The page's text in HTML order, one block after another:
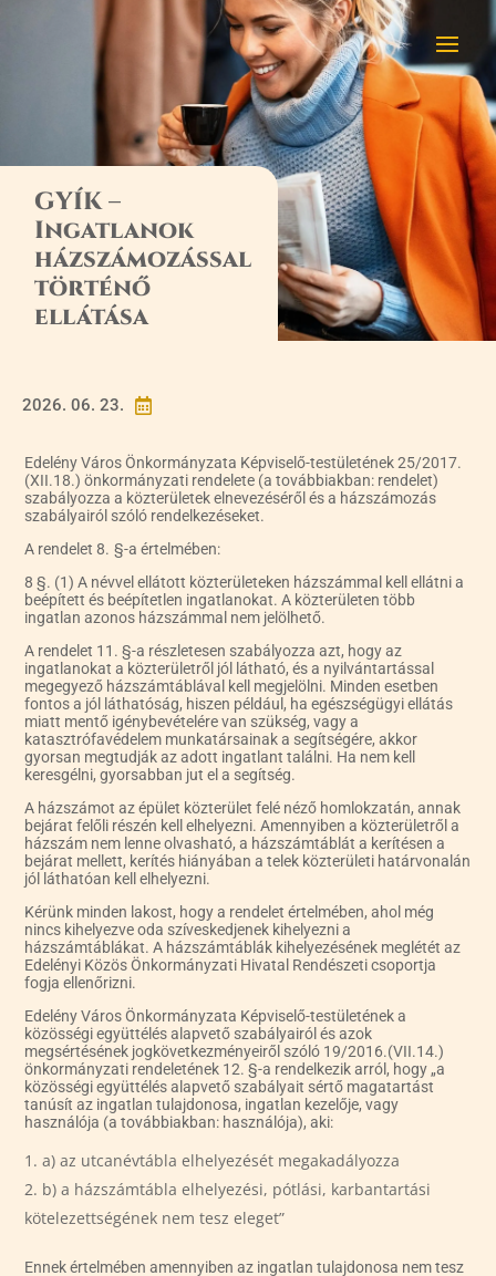
GYÍK –
Ingatlanok
házszámozással
történő
ellátása

2026. 06. 23.
Edelény Város Önkormányzata Képviselő-testületének 25/2017.
(XII.18.) önkormányzati rendelete (a továbbiakban: rendelet)
szabályozza a közterületek elnevezéséről és a házszámozás
szabályairól szóló rendelkezéseket.
A rendelet 8. §-a értelmében:
8 §. (1) A névvel ellátott közterületeken házszámmal kell ellátni a
beépített és beépítetlen ingatlanokat. A közterületen több
ingatlan azonos házszámmal nem jelölhető.
A rendelet 11. §-a részletesen szabályozza azt, hogy az
ingatlanokat a közterületről jól látható, és a nyilvántartással
megegyező házszámtáblával kell megjelölni. Minden esetben
fontos a jól láthatóság, hiszen például, ha egészségügyi ellátás
miatt mentő igénybevételére van szükség, vagy a
katasztrófavédelem munkatársainak a segítségére, akkor
gyorsan megtudják az adott ingatlant találni. Ha nem kell
keresgélni, gyorsabban jut el a segítség.
A házszámot az épület közterület felé néző homlokzatán, annak
bejárat felőli részén kell elhelyezni. Amennyiben a közterületről a
házszám nem lenne olvasható, a házszámtáblát a kerítésen a
bejárat mellett, kerítés hiányában a telek közterületi határvonalán
jól láthatóan kell elhelyezni.
Kérünk minden lakost, hogy a rendelet értelmében, ahol még
nincs kihelyezve oda szíveskedjenek kihelyezni a
házszámtáblákat. A házszámtáblák kihelyezésének meglétét az
Edelényi Közös Önkormányzati Hivatal Rendészeti csoportja
fogja ellenőrizni.
Edelény Város Önkormányzata Képviselő-testületének a
közösségi együttélés alapvető szabályairól és azok
megsértésének jogkövetkezményeiről szóló 19/2016.(VII.14.)
önkormányzati rendeletének 12. §-a rendelkezik arról, hogy „a
közösségi együttélés alapvető szabályait sértő magatartást
tanúsít az ingatlan tulajdonosa, ingatlan kezelője, vagy
használója (a továbbiakban: használója), aki:
a) az utcanévtábla elhelyezését megakadályozza
b) a házszámtábla elhelyezési, pótlási, karbantartási
kötelezettségének nem tesz eleget”
Ennek értelmében amennyiben az ingatlan tulajdonosa nem tesz